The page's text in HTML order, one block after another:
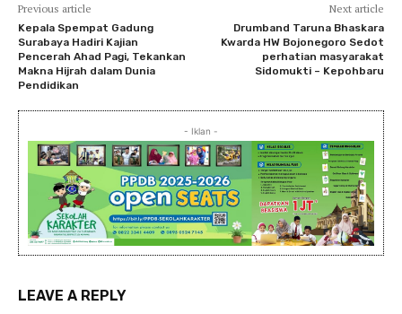
Previous article
Kepala Spempat Gadung
Surabaya Hadiri Kajian
Pencerah Ahad Pagi, Tekankan
Makna Hijrah dalam Dunia
Pendidikan
Next article
Drumband Taruna Bhaskara
Kwarda HW Bojonegoro Sedot
perhatian masyarakat
Sidomukti – Kepohbaru
- Iklan -
LEAVE A REPLY